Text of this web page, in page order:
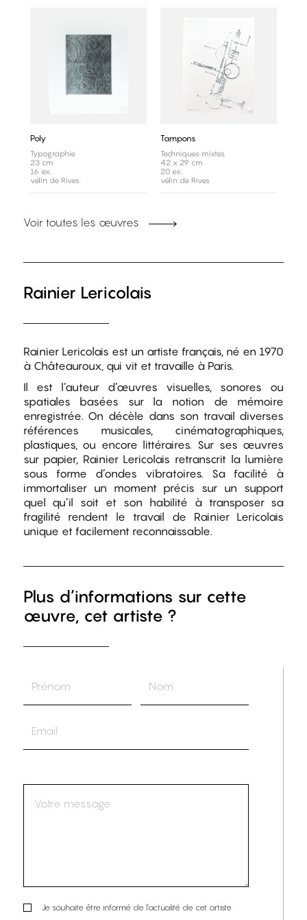
Poly
Typographie
23 cm
16 ex.
vélin de Rives
Tampons
Techniques mixtes
42 x 29 cm
20 ex.
vélin de Rives
Voir toutes les œuvres
Rainier Lericolais
Rainier Lericolais est un artiste français, né en 1970
à Châteauroux, qui vit et travaille à Paris.
Il est l’auteur d’œuvres visuelles, sonores ou
spatiales basées sur la notion de mémoire
enregistrée. On décèle dans son travail diverses
références musicales, cinématographiques,
plastiques, ou encore littéraires. Sur ses œuvres
sur papier, Rainier Lericolais retranscrit la lumière
sous forme d’ondes vibratoires. Sa facilité à
immortaliser un moment précis sur un support
quel qu’il soit et son habilité à transposer sa
fragilité rendent le travail de Rainier Lericolais
unique et facilement reconnaissable.
Plus d’informations sur cette
œuvre, cet artiste ?
Je souhaite être informé de l’actualité de cet artiste